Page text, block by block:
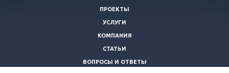
ПРОЕКТЫ
УСЛУГИ
КОМПАНИЯ
СТАТЬИ
ВОПРОСЫ И ОТВЕТЫ